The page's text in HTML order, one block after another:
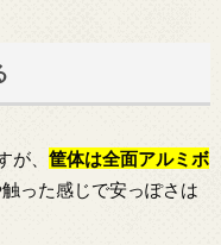
、 筐体は全面アルミボ
った感じで安っぽさは